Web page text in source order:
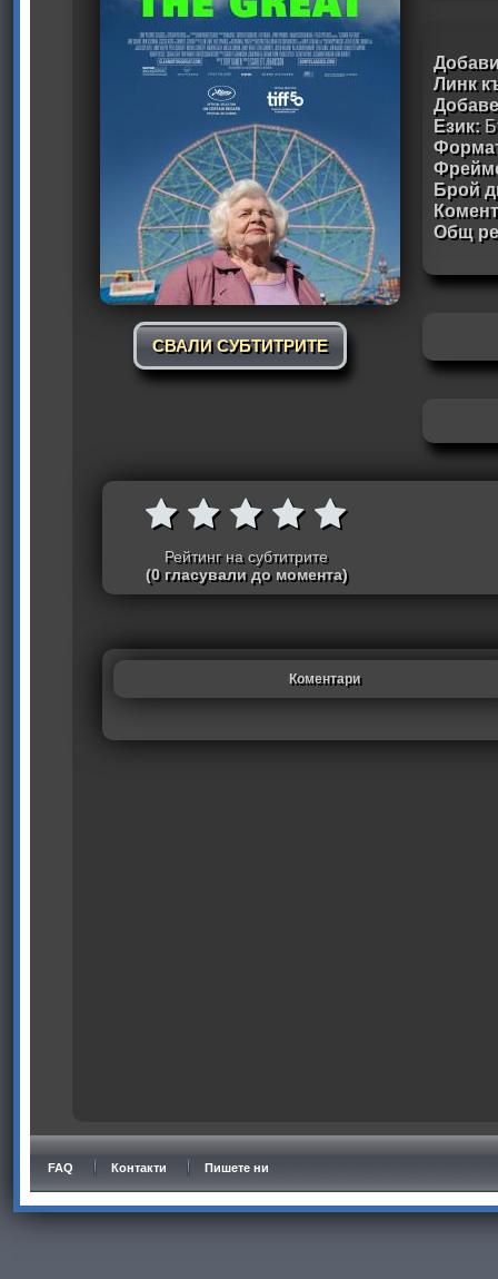
СВАЛИ СУБТИТРИТЕ
Линк
Език:
Брой
Общ
Рейтинг на субтитрите
(0 гласували до момента)
Коментари
FAQ Контакти Пишете ни